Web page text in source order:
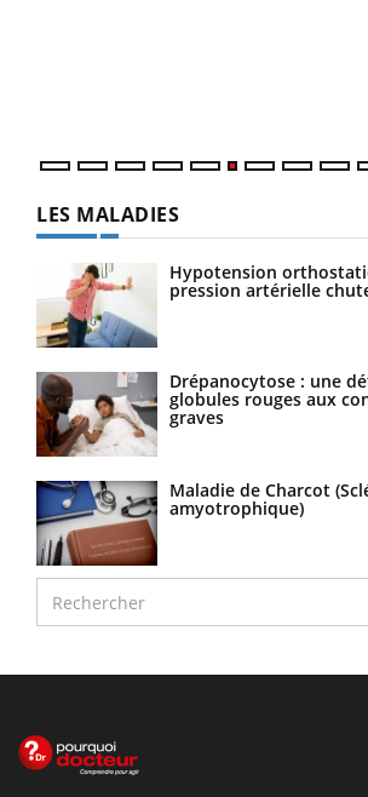
LES MALADIES
Hypotension
pression artérielle
Drépanocytose : une
globules rouges aux
graves
Maladie de Charcot
amyotrophique)